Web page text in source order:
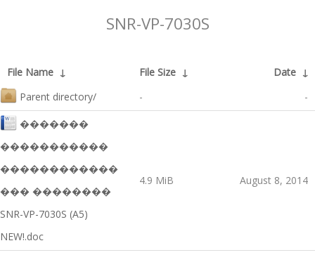
SNR-VP-7030S
File Name ↓ File Size ↓ Date ↓
Parent directory/
- -
�������
�����������
������������
��� ��������
SNR-VP-7030S (A5)
NEW!.doc
4.9 MiB August 8, 2014